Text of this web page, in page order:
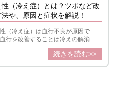
性（冷え症）とは？ツボなど改
法や、原因と症状を解説！
（冷え症）は血行不良が原因で
行を改善することは冷えの解消に
つだけでなく、冷えに関連するさま
な症状の緩和につながります。今す
続きを読む>>